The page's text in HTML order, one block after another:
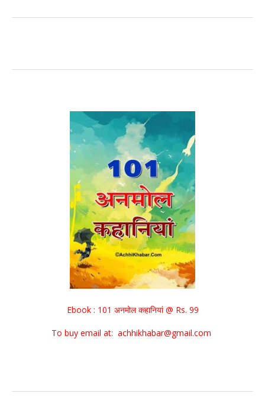
Ebook : 101 अनमोल कहानियां @ Rs. 99
To buy email at: achhikhabar@gmail.com